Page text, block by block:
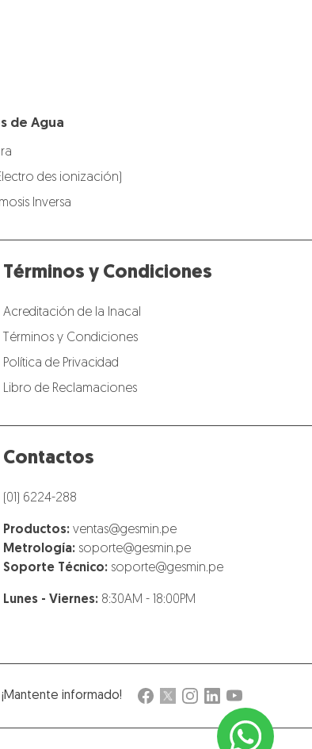
de Agua
des ionización)
Inversa
Términos y Condiciones
Acreditación de la Inacal
Términos y Condiciones
Política de Privacidad
Libro de Reclamaciones
Contactos
(01) 6224-288
Productos:ventas@gesmin.pe
Metrología: soporte@gesmin.pe
Soporte Técnico: soporte@gesmin.pe
Lunes - Viernes: 8:30AM - 18:00PM
¡Mantente informado!